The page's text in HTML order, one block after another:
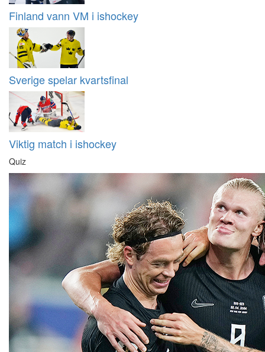
Finland vann VM i ishockey
Sverige spelar kvartsfinal
Viktig match i ishockey
Quiz